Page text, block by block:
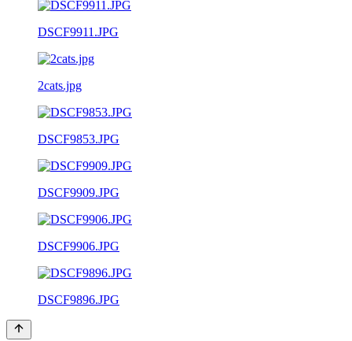
DSCF9911.JPG
2cats.jpg
DSCF9853.JPG
DSCF9909.JPG
DSCF9906.JPG
DSCF9896.JPG